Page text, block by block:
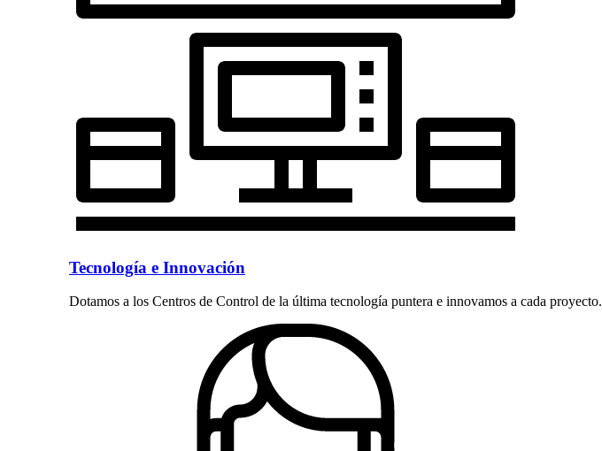
Tecnología e Innovación
Dotamos a los Centros de Control de la última tecnología puntera e innovamos a cada proyecto.